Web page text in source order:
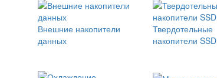
Внешние накопители
данных
Твердотельные
накопители SSD